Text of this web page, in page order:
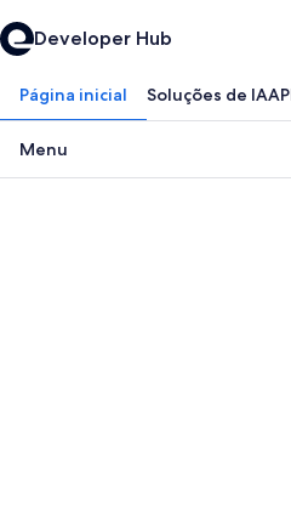
Developer Hub
Página inicial Soluções de IA
Menu